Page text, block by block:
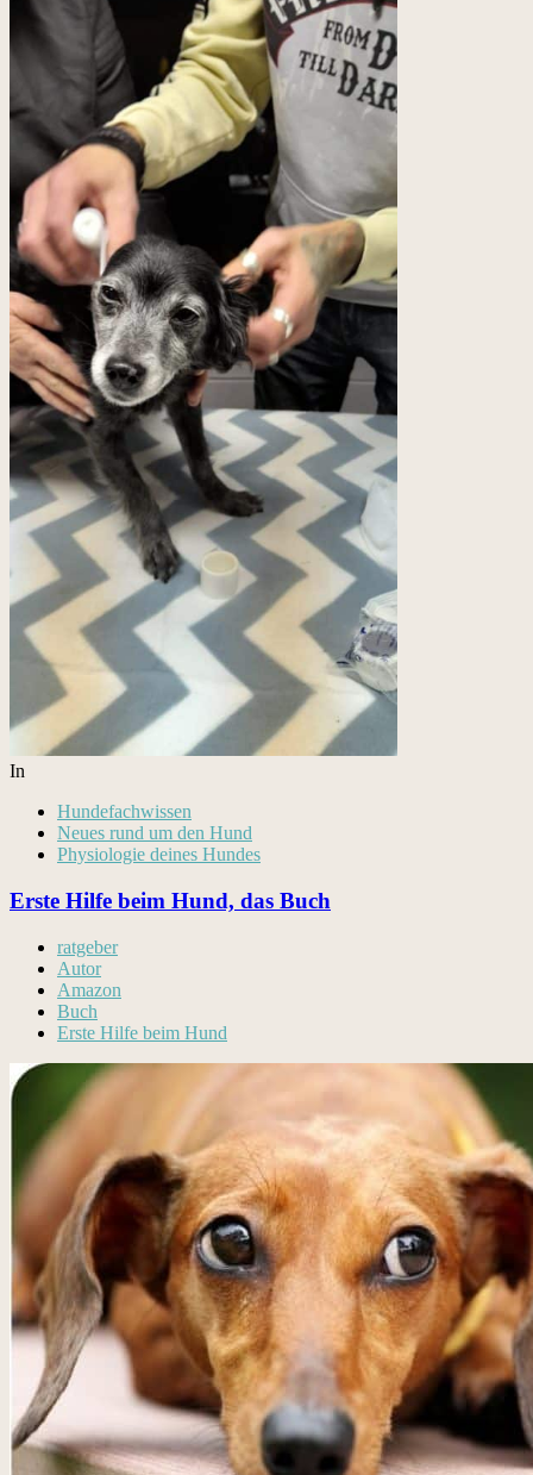
In
Hundefachwissen
Neues rund um den Hund
Physiologie deines Hundes
Erste Hilfe beim Hund, das Buch
ratgeber
Autor
Amazon
Buch
Erste Hilfe beim Hund